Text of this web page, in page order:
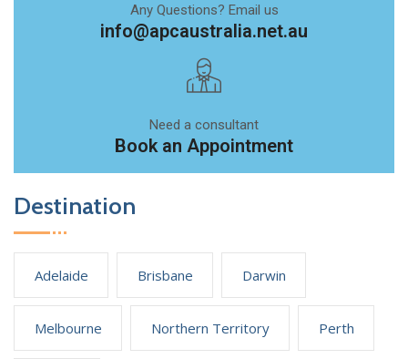
Any Questions? Email us
info@apcaustralia.net.au
Need a consultant
Book an Appointment
Destination
Adelaide Brisbane Darwin
Melbourne Northern Territory Perth